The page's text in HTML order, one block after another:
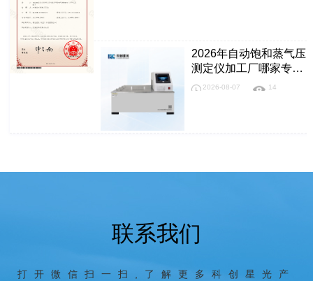
2026年自动饱和蒸气压
测定仪加工厂哪家专
业，优质供应商质量参
2026-08-07 14
联系我们
打开微信扫一扫,了解更多科创星光产